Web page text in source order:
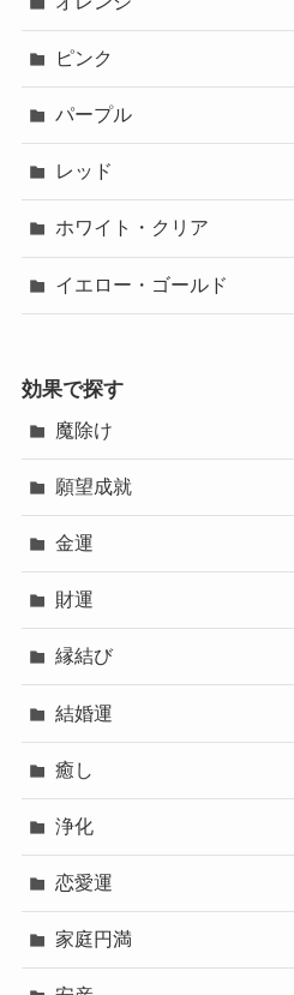
ピンク
パープル
レッド
ホワイト・クリア
イエロー・ゴールド
効果で探す
魔除け
願望成就
金運
財運
縁結び
結婚運
癒し
浄化
恋愛運
家庭円満